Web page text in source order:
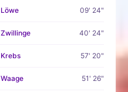
Löwe 09' 24"
Zwillinge 40' 24"
Krebs 57' 20"
Waage 51' 26"